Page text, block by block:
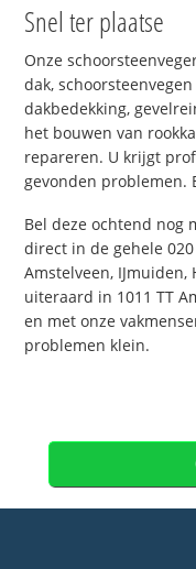
Snel ter plaatse
Onze
dak,
dakbedekking,
het bouwen van
repareren. U krijgt
gevonden problemen.
Bel deze ochtend nog
direct in de gehele
Amstelveen,
uiteraard in 1011 TT
en met onze
problemen klein.